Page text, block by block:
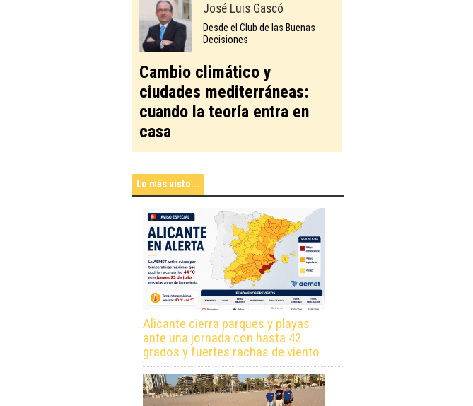
José Luis Gascó
Desde el Club de las Buenas
Decisiones
Cambio climático y
ciudades mediterráneas:
cuando la teoría entra en
casa
Lo más visto...
Alicante cierra parques y playas
ante una jornada con hasta 42
grados y fuertes rachas de viento